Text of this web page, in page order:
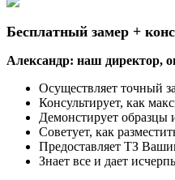
Бесплатный замер +
Александр: наш директор,
Осуществляет точный
Консультирует, как
Демонстирует образцы
Советует, как
Предоставляет ТЗ
Знает все и дает